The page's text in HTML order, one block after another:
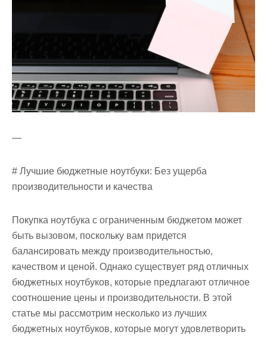
—
# Лучшие бюджетные ноутбуки: Без ущерба
производительности и качества
Покупка ноутбука с ограниченным бюджетом может
быть вызовом, поскольку вам придется
балансировать между производительностью,
качеством и ценой. Однако существует ряд отличных
бюджетных ноутбуков, которые предлагают отличное
соотношение цены и производительности. В этой
статье мы рассмотрим несколько из лучших
бюджетных ноутбуков, которые могут удовлетворить